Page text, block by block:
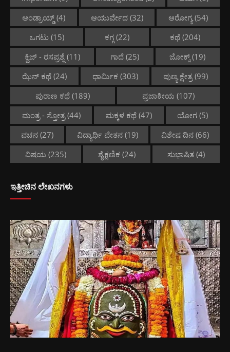
ಆಂಡ್ರಾಯ್ಡ್(4) ಆಯುರ್ವೇದ(32) ಆರೋಗ್ಯ (54)
ಒಗಟು(15) ಕಗ್ಗ(22) ಕಥೆ (204)
ಕ್ವಿಜ್ - ರಸಪ್ರಶ್ನೆ (11) ಗಾದೆ(25) ಜೋಕ್ಸ್ (19)
ಝೆನ್ ಕಥೆ(24) ಧಾರ್ಮಿಕ (303) ಪುಣ್ಯ ಕ್ಷೇತ್ರ(99)
ಪುರಾಣ ಕಥೆ (189) ಪ್ರಜಾಕೀಯ (107)
ಮಂತ್ರ - ಸ್ತೋತ್ರ(44) ಮಕ್ಕಳ ಕಥೆ(47) ಯೋಗ (5)
ವಚನ(27) ವಿದ್ಯಾರ್ಥಿ ವೇತನ(19) ವಿಶೇಷ ದಿನ (66)
ವಿಷಯ (235) ಶೈಕ್ಷಣಿಕ (24) ಸುಭಾಷಿತ (4)
ಇತ್ತೀಚಿನ ಲೇಖನಗಳು